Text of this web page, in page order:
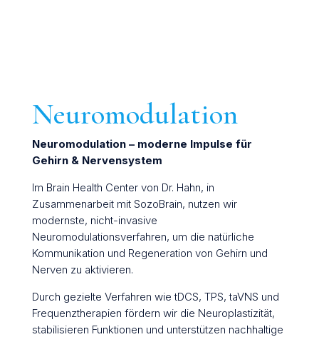
Neuromodulation
Neuromodulation – moderne Impulse für
Gehirn & Nervensystem
Im Brain Health Center von Dr. Hahn, in
Zusammenarbeit mit SozoBrain, nutzen wir
modernste, nicht-invasive
Neuromodulationsverfahren, um die natürliche
Kommunikation und Regeneration von Gehirn und
Nerven zu aktivieren.
Durch gezielte Verfahren wie tDCS, TPS, taVNS und
Frequenztherapien fördern wir die Neuroplastizität,
stabilisieren Funktionen und unterstützen nachhaltige